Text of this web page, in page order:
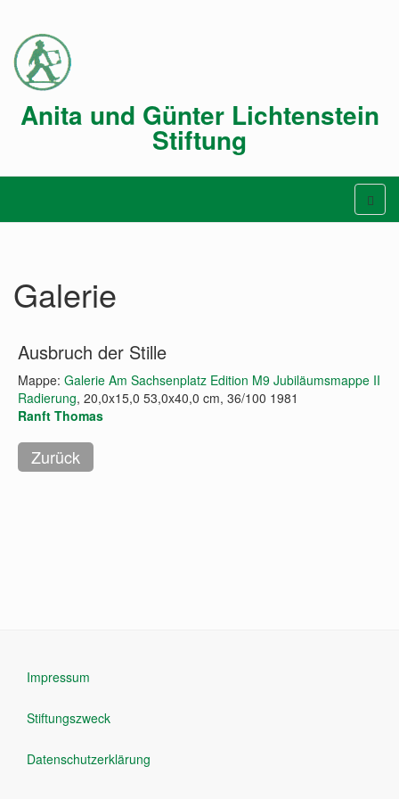
Anita und Günter Lichtenstein
Stiftung
Galerie
Ausbruch der Stille
Mappe: Galerie Am Sachsenplatz Edition M9 Jubiläumsmappe II
Radierung, 20,0x15,0 53,0x40,0 cm, 36/100 1981
Ranft Thomas
Impressum
Stiftungszweck
Datenschutzerklärung